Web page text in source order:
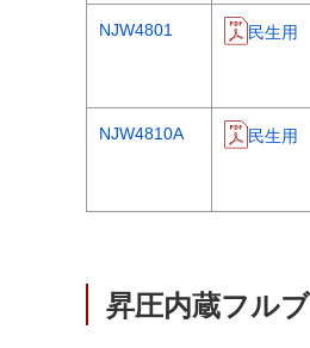
NJW4801 民生用
NJW4810A 民生用
昇圧内蔵フル